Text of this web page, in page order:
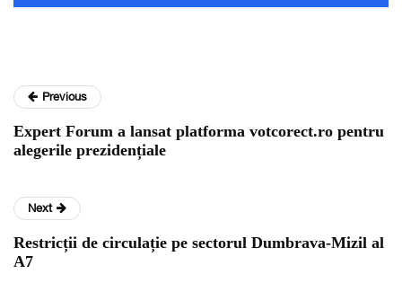
Previous
Expert Forum a lansat platforma votcorect.ro pentru
alegerile prezidențiale
Next
Restricții de circulație pe sectorul ­Dumbrava-Mizil al
A7